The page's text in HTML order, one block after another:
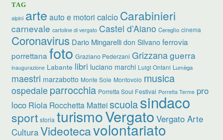
TAG
alpini arte auto e motori calcio Carabinieri
carnevale cartoline di vergato Castel d’Aiano Cereglio cinema
Coronavirus Dario Mingarelli don Silvano ferrovia
porrettana foto Graziano Pederzani Grizzanaguerra
inaugurazione Labante libri luciano marchi Luigi Ontani Lumèga
maestri marzabotto Monte Sole Montovolo musica
ospedale parrocchia Porretta Soul Festival Porretta Terme pro
loco Riola Rocchetta Matteiscuolasindaco
sport storia turismoVergato Vergato Arte
CulturaVideotecavolontariato